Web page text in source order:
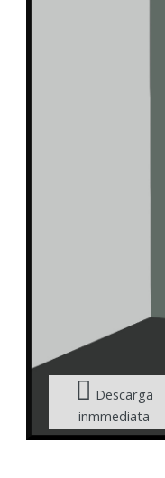
Descarga
inmmediata